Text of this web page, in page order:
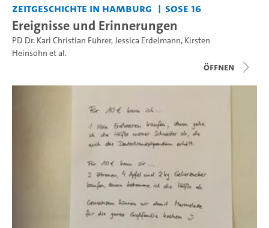
Zeitgeschichte in Hamburg
SoSe 16
Ereignisse und Erinnerungen
PD Dr. Karl Christian Führer,Jessica Erdelmann, Kirsten
Heinsohn et al.
Öffnen